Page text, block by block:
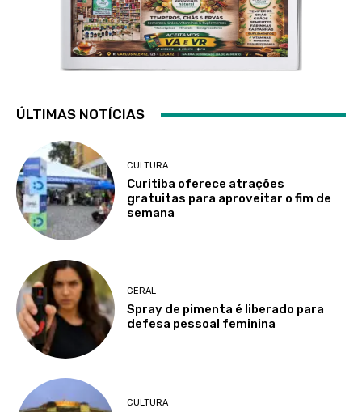
ÚLTIMAS NOTÍCIAS
CULTURA
Curitiba oferece atrações
gratuitas para aproveitar o fim de
semana
GERAL
Spray de pimenta é liberado para
defesa pessoal feminina
CULTURA